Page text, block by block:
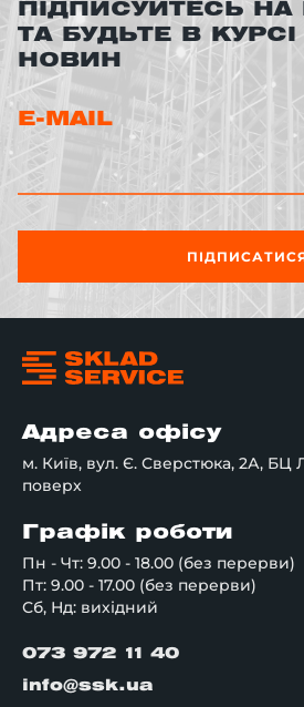
ПІДПИСУЙТЕСЬ
ТА БУДЬТЕ В
НОВИН
E-MAIL
Адреса офісу
м. Київ, вул. Є. Сверстюка, 2А, БЦ
поверх
Графік роботи
Пн - Чт: 9.00 - 18.00 (без перерви)
Пт: 9.00 - 17.00 (без перерви)
Сб, Нд: вихідний
073 972 11 40
info@ssk.ua